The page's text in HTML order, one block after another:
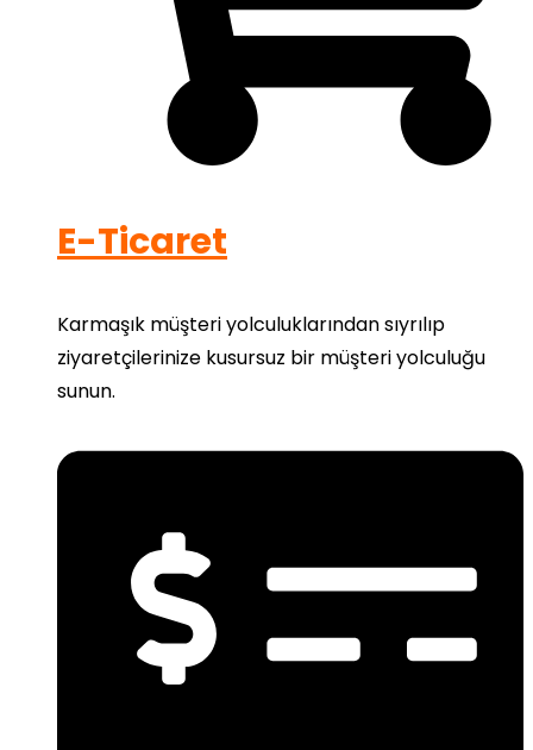
E-Ticaret
Karmaşık müşteri yolculuklarından sıyrılıp
ziyaretçilerinize kusursuz bir müşteri yolculuğu
sunun.